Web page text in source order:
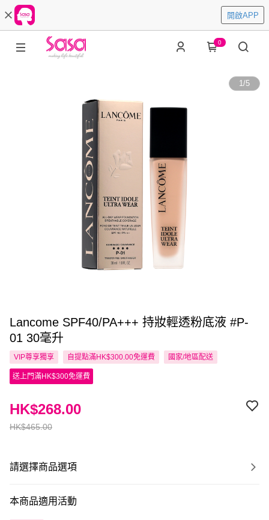
開啟APP
0
1/5
Lancome SPF40/PA+++ 持妝輕透粉底液 #P-
01 30毫升
VIP尊享獨享 自提點滿HK$300.00免運費 國家/地區配送
送上門滿HK$300免運費
HK$465.00
HK$268.00
請選擇商品選項
本商品適用活動